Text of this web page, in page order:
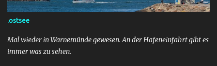
.ostsee
Mal wieder in Warnemünde gewesen. An der Hafeneinfahrt gibt es
immer was zu sehen.